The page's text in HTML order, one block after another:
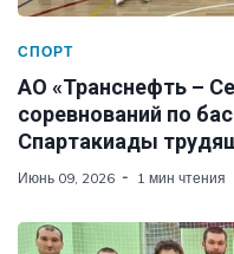
СПОРТ
АО «Транснефть –
соревнований по
Спартакиады
Июнь 09, 2026 1 мин чтения